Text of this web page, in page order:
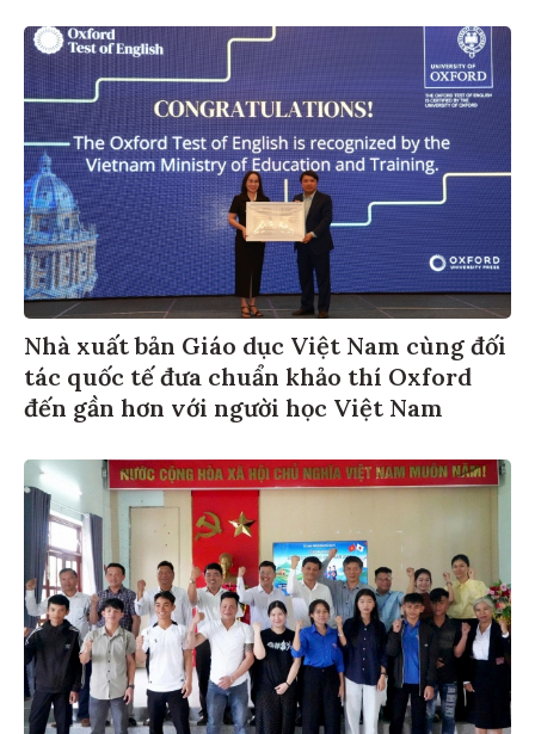
Nhà xuất bản Giáo dục Việt Nam cùng đối
tác quốc tế đưa chuẩn khảo thí Oxford
đến gần hơn với người học Việt Nam